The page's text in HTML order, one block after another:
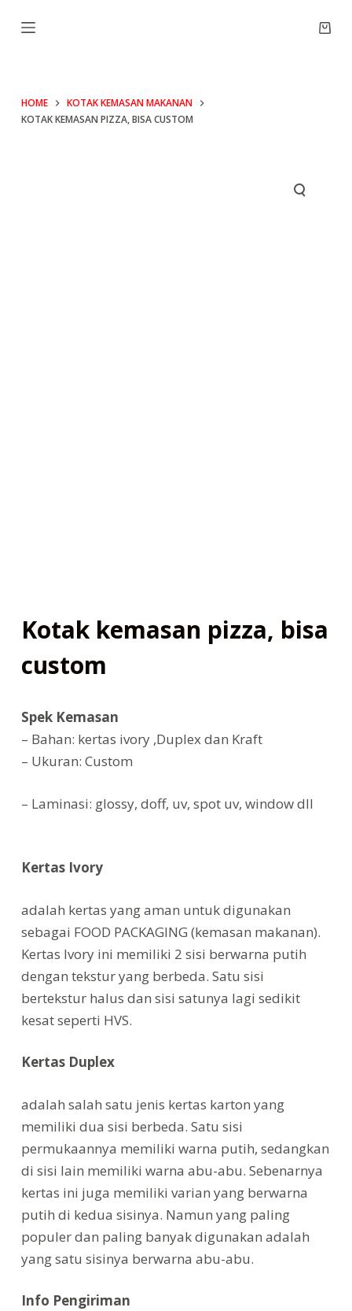
S
o
HOME
KOTAK KEMASAN MAKANAN
KOTAK KEMASAN PIZZA, BISA CUSTOM
Kotak kemasan pizza, bisa
custom
Spek Kemasan
– Bahan: kertas ivory ,Duplex dan Kraft
– Ukuran: Custom
– Laminasi: glossy, doff, uv, spot uv, window dll
Kertas Ivory
adalah kertas yang aman untuk digunakan
sebagai FOOD PACKAGING (kemasan makanan).
Kertas Ivory ini memiliki 2 sisi berwarna putih
dengan tekstur yang berbeda. Satu sisi
bertekstur halus dan sisi satunya lagi sedikit
kesat seperti HVS.
Kertas Duplex
adalah salah satu jenis kertas karton yang
memiliki dua sisi berbeda. Satu sisi
permukaannya memiliki warna putih, sedangkan
di sisi lain memiliki warna abu-abu. Sebenarnya
kertas ini juga memiliki varian yang berwarna
putih di kedua sisinya. Namun yang paling
populer dan paling banyak digunakan adalah
yang satu sisinya berwarna abu-abu.
Info Pengiriman